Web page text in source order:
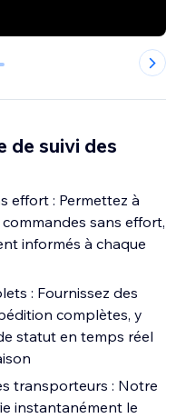
de suivi des
effort : Permettez à
sans effort,
informés à chaque
: Fournissez des
complètes, y
statut en temps réel
transporteurs : Notre
instantanément le